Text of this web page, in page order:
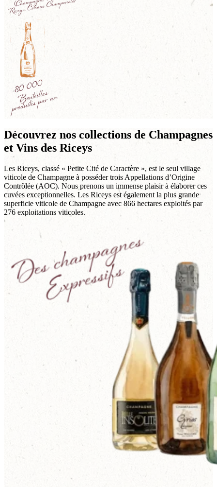
Découvrez nos collections de Champagnes
et Vins des Riceys
Les Riceys, classé « Petite Cité de Caractère », est le seul village
viticole de Champagne à posséder trois Appellations d’Origine
Contrôlée (AOC). Nous prenons un immense plaisir à élaborer ces
cuvées exceptionnelles. Les Riceys est également la plus grande
superficie viticole de Champagne avec 866 hectares exploités par
276 exploitations viticoles.